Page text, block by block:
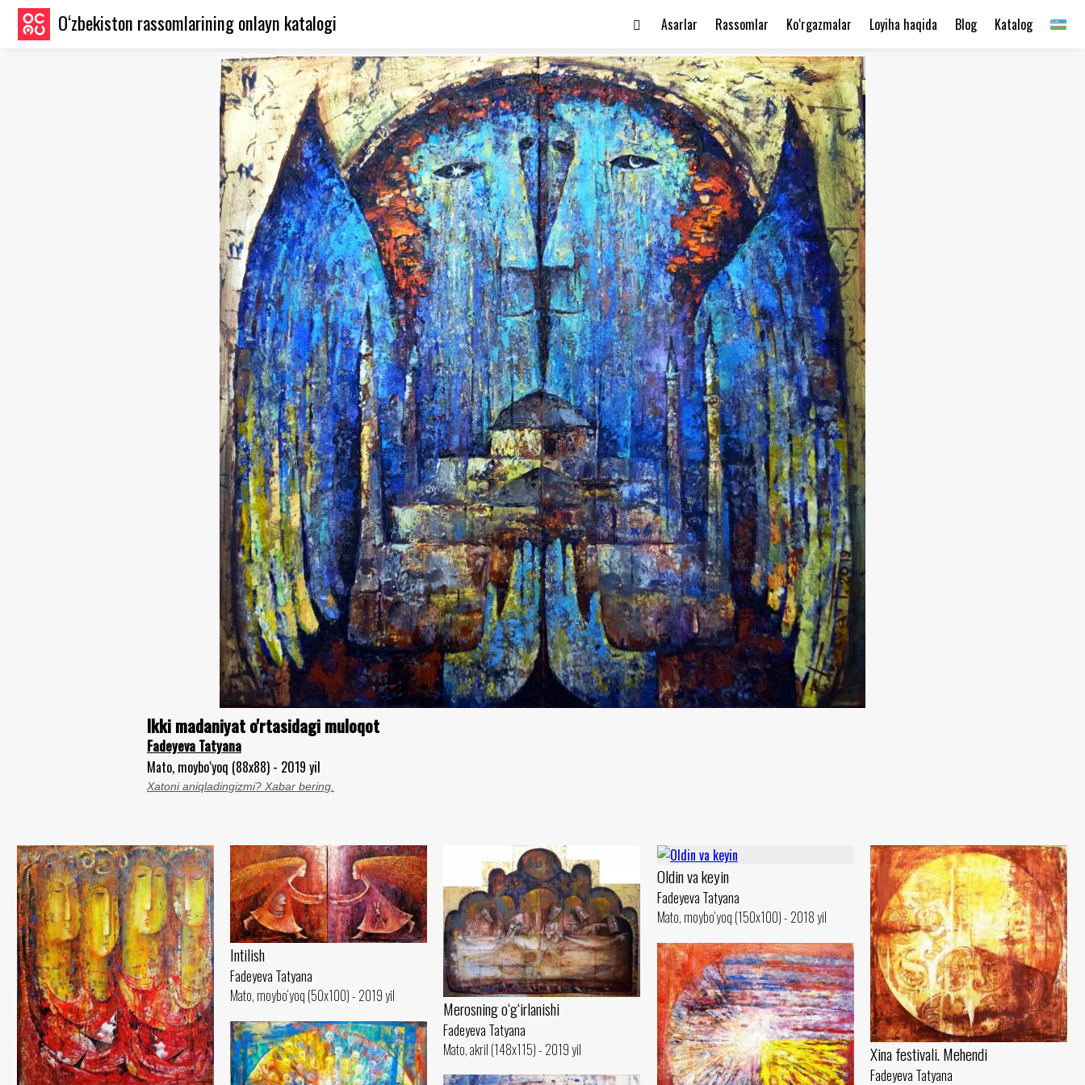
O‘zbekiston rassomlarining onlayn katalogi Katalog
Blog
Loyiha haqida
Ko‘rgazmalar
Rassomlar
Asarlar
Ikki madaniyat o'rtasidagi muloqot
Fadeyeva Tatyana
Mato, moybo‘yoq (88x88) - 2019 yil
Xatoni aniqladingizmi? Xabar bering.
Intilish
Fadeyeva Tatyana
Mato, moybo‘yoq (50x100) - 2019 yil
Merosning o‘g‘irlanishi
Fadeyeva Tatyana
Mato, akril (148x115) - 2019 yil
Oldin va keyin
Fadeyeva Tatyana
Mato, moybo‘yoq (150x100) - 2018 yil
Xina festivali. Mehendi
Fadeyeva Tatyana